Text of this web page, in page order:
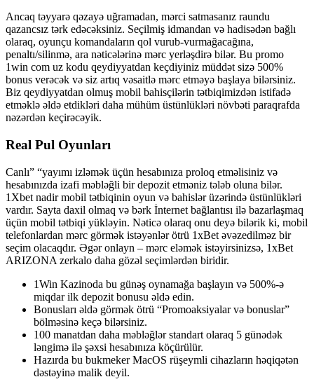
Ancaq təyyarə qəzayə uğramadan, mərci satmasanız raundu
qazancsız tərk edəcəksiniz. Seçilmiş idmandan və hadisədən bağlı
olaraq, oyunçu komandaların qol vurub-vurmağacağına,
penaltı/silinmə, ara nəticələrinə mərc yerləşdirə bilər. Bu promo
1win com uz kodu qeydiyyatdan keçdiyiniz müddət sizə 500%
bonus verəcək və siz artıq vəsaitlə mərc etməyə başlaya bilərsiniz.
Biz qeydiyyatdan olmuş mobil bahisçilərin tətbiqimizdən istifadə
etməklə əldə etdikləri daha mühüm üstünlükləri növbəti paraqrafda
nəzərdən keçirəcəyik.
Real Pul Oyunları
Canlı” “yayımı izləmək üçün hesabınıza proloq etməlisiniz və
hesabınızda izafi məbləğli bir depozit etməniz tələb oluna bilər.
1Xbet nadir mobil tətbiqinin oyun və bahislər üzərində üstünlükləri
vardır. Sayta daxil olmaq və bərk İnternet bağlantısı ilə bazarlaşmaq
üçün mobil tətbiqi yükləyin. Nəticə olaraq onu deyə bilərik ki, mobil
telefonlardan mərc görmək istəyənlər ötrü 1xBet əvəzedilməz bir
seçim olacaqdır. Əgər onlayn – mərc eləmək istəyirsinizsə, 1xBet
ARIZONA zerkalo daha gözəl seçimlərdən biridir.
1Win Kazinoda bu günəş oynamağa başlayın və 500%-ə
miqdar ilk depozit bonusu əldə edin.
Bonusları əldə görmək ötrü “Promoaksiyalar və bonuslar”
bölməsinə keçə bilərsiniz.
100 manatdan daha məbləğlər standart olaraq 5 günədək
ləngimə ilə şəxsi hesabınıza köçürülür.
Hazırda bu bukmeker MacOS rüşeymli cihazların həqiqətən
dəstəyinə malik deyil.